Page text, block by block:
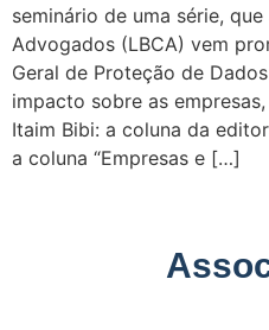
seminário de uma série,
Advogados (LBCA) vem
Geral de Proteção de
impacto sobre as
Itaim Bibi: a coluna da
a coluna “Empresas e […]